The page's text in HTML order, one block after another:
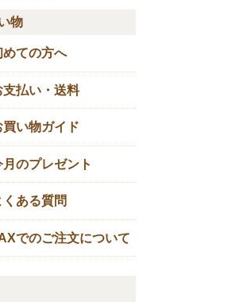
物
めての方へ
支払い・送料
買い物ガイド
月のプレゼント
くある質問
でのご注文について